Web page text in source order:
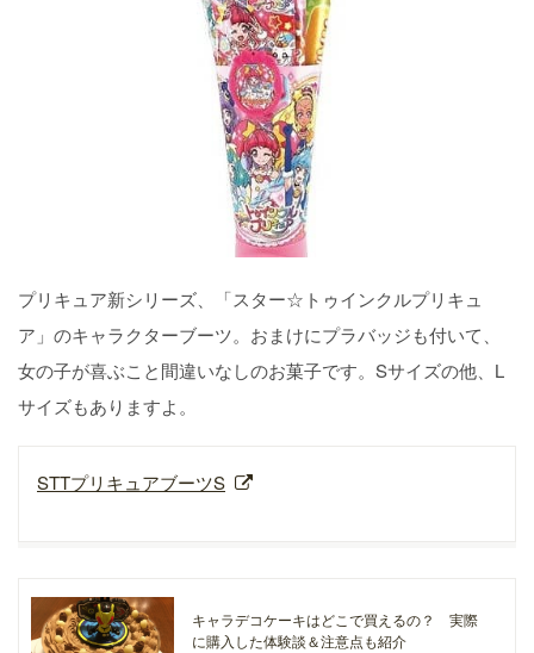
プリキュア新シリーズ、「スター☆トゥインクルプリキュ
ア」のキャラクターブーツ。おまけにプラバッジも付いて、
女の子が喜ぶこと間違いなしのお菓子です。Sサイズの他、L
サイズもありますよ。
STTプリキュアブーツS
キャラデコケーキはどこで買えるの？ 実際
に購入した体験談＆注意点も紹介